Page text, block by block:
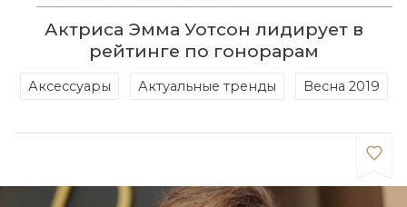
Актриса Эмма Уотсон лидирует в
рейтинге по гонорарам
Аксессуары Актуальные тренды Весна 2019